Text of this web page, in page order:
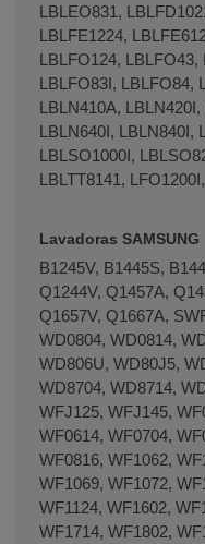
LBLEO831,
LBLFE1224,
LBLFO124,
LBLFO83I, LBLFO84,
LBLN410A,
LBLN640I, LBLN840I,
LBLSO1000I,
LBLTT8141,
Lavadoras SAMSUNG
B1245V, B1445S,
Q1244V, Q1457A,
Q1657V, Q1667A,
WD0804, WD0814,
WD806U, WD80J5,
WD8704, WD8714,
WFJ125, WFJ145,
WF0614, WF0704,
WF0816, WF1062,
WF1069, WF1072,
WF1124, WF1602,
WF1714, WF1802,